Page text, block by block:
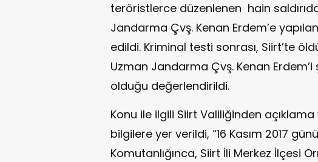
teröristlerce düzenlenen hain
Jandarma Çvş. Kenan Erdem’e
edildi. Kriminal testi sonrası, Siirt’te
Uzman Jandarma Çvş. Kenan
olduğu değerlendirildi.
Konu ile ilgili Siirt Valiliğinden açıklama
bilgilere yer verildi, “16 Kasım 2017
Komutanlığınca, Siirt İli Merkez İlçesi